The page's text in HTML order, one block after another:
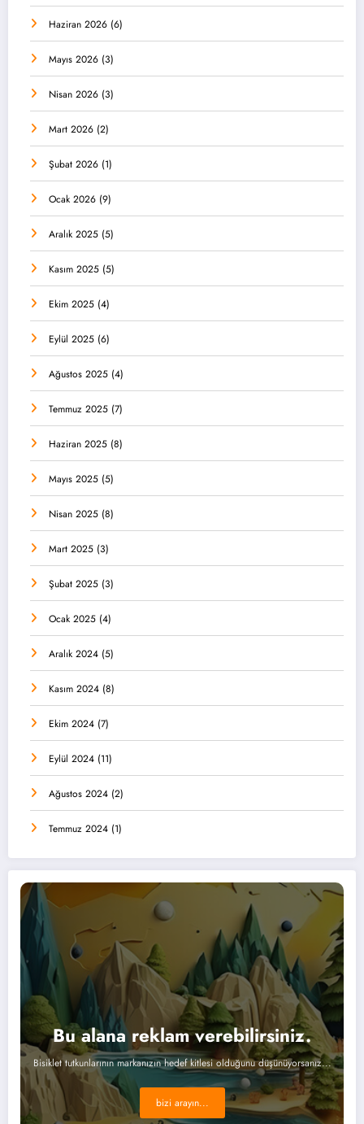
Haziran 2026 (6)
Mayıs 2026 (3)
Nisan 2026 (3)
Mart 2026 (2)
Şubat 2026 (1)
Ocak 2026 (9)
Aralık 2025 (5)
Kasım 2025 (5)
Ekim 2025 (4)
Eylül 2025 (6)
Ağustos 2025 (4)
Temmuz 2025 (7)
Haziran 2025 (8)
Mayıs 2025 (5)
Nisan 2025 (8)
Mart 2025 (3)
Şubat 2025 (3)
Ocak 2025 (4)
Aralık 2024 (5)
Kasım 2024 (8)
Ekim 2024 (7)
Eylül 2024 (11)
Ağustos 2024 (2)
Temmuz 2024 (1)
Bu alana reklam verebilirsiniz.
Bisiklet tutkunlarının markanızın hedef kitlesi olduğunu düşünüyorsanız...
bizi arayın...